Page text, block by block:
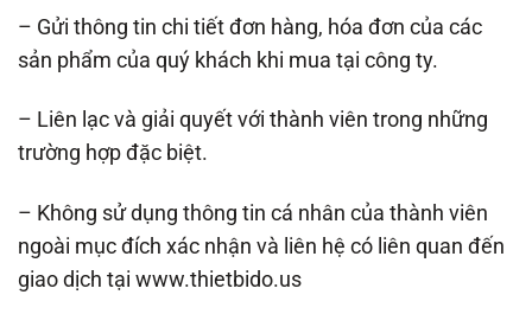
– Gửi thông tin chi tiết đơn hàng, hóa đơn của các
sản phẩm của quý khách khi mua tại công ty.
– Liên lạc và giải quyết với thành viên trong những
trường hợp đặc biệt.
– Không sử dụng thông tin cá nhân của thành viên
ngoài mục đích xác nhận và liên hệ có liên quan đến
giao dịch tại www.thietbido.us